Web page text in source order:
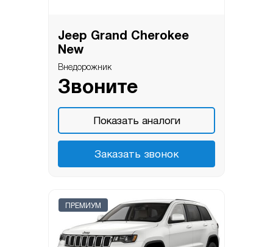
Jeep Grand Cherokee
New
Внедорожник
Звоните
Показать аналоги
Заказать звонок
ПРЕМИУМ